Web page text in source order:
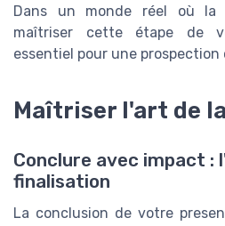
Dans un monde réel où la
maîtriser cette étape de
essentiel pour une prospection
Maîtriser l'art de
Conclure avec impact :
finalisation
La conclusion de votre